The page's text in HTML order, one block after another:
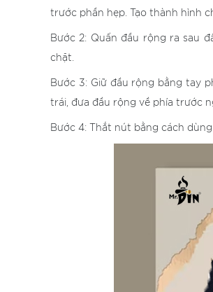
trước phần hẹp. Tạo thành hình
Bước 2: Quấn đầu rộng ra sau
chặt.
Bước 3: Giữ đầu rộng bằng tay
trái, đưa đầu rộng về phía trước
Bước 4: Thắt nút bằng cách